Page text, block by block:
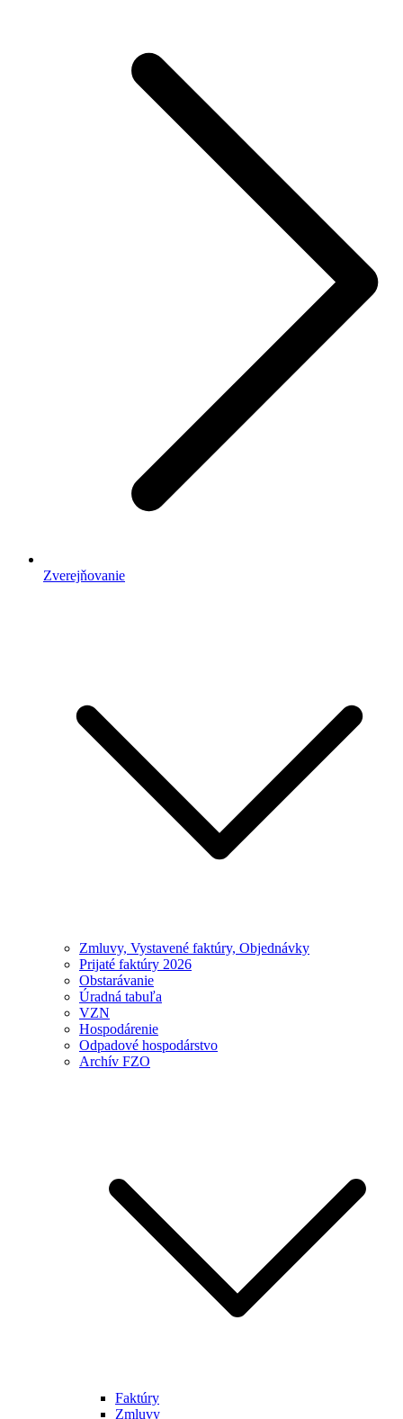
Zverejňovanie
Zmluvy, Vystavené faktúry, Objednávky
Prijaté faktúry 2026
Obstarávanie
Úradná tabuľa
VZN
Hospodárenie
Odpadové hospodárstvo
Archív FZO
Faktúry
Zmluvy